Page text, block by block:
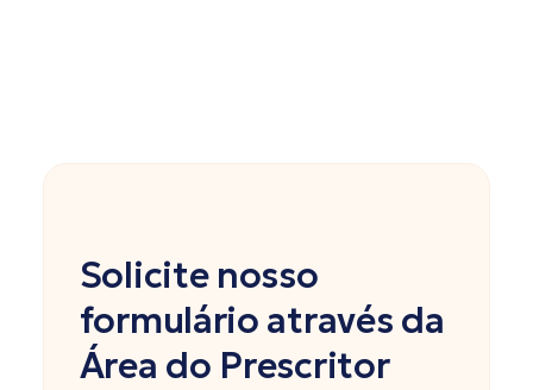
Solicite nosso
formulário através da
Área do Prescritor